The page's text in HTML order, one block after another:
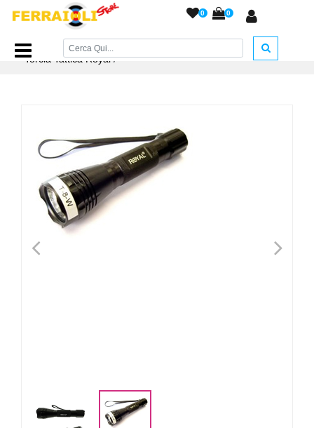
0 0
Home Page/TEMPO LIBERO/Manette, Bastoni e Torce
Torcia Tattica Royal/
< >